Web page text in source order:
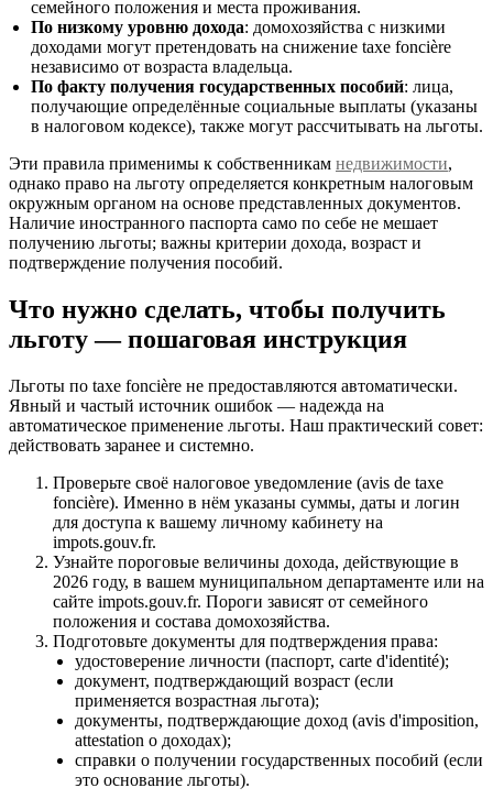
семейного положения и места проживания.
По низкому уровню дохода: домохозяйства с низкими
доходами могут претендовать на снижение taxe foncière
независимо от возраста владельца.
По факту получения государственных пособий: лица,
получающие определённые социальные выплаты (указаны
в налоговом кодексе), также могут рассчитывать на льготы.
Эти правила применимы к собственникам недвижимости,
однако право на льготу определяется конкретным налоговым
окружным органом на основе представленных документов.
Наличие иностранного паспорта само по себе не мешает
получению льготы; важны критерии дохода, возраст и
подтверждение получения пособий.
Что нужно сделать, чтобы получить
льготу — пошаговая инструкция
Льготы по taxe foncière не предоставляются автоматически.
Явный и частый источник ошибок — надежда на
автоматическое применение льготы. Наш практический совет:
действовать заранее и системно.
Проверьте своё налоговое уведомление (avis de taxe
foncière). Именно в нём указаны суммы, даты и логин
для доступа к вашему личному кабинету на
impots.gouv.fr.
Узнайте пороговые величины дохода, действующие в
2026 году, в вашем муниципальном департаменте или на
сайте impots.gouv.fr. Пороги зависят от семейного
положения и состава домохозяйства.
Подготовьте документы для подтверждения права:
удостоверение личности (паспорт, carte d'identité);
документ, подтверждающий возраст (если
применяется возрастная льгота);
документы, подтверждающие доход (avis d'imposition,
attestation о доходах);
справки о получении государственных пособий (если
это основание льготы).